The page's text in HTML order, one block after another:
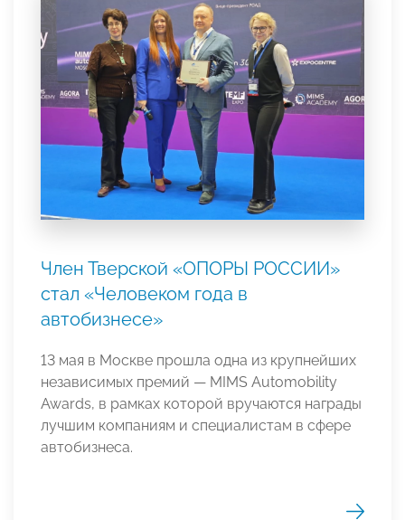
Член Тверской «ОПОРЫ РОССИИ»
стал «Человеком года в
автобизнесе»
13 мая в Москве прошла одна из крупнейших
независимых премий — MIMS Automobility
Awards, в рамках которой вручаются награды
лучшим компаниям и специалистам в сфере
автобизнеса.